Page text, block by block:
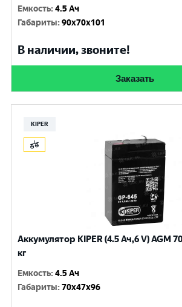
Емкость:4.5 Ач
Габариты:90x70x101
В наличии, звоните!
Заказать
KIPER
Аккумулятор KIPER (4.5 Ач,6 V) AGM
кг
Емкость:4.5 Ач
Габариты:70x47x96